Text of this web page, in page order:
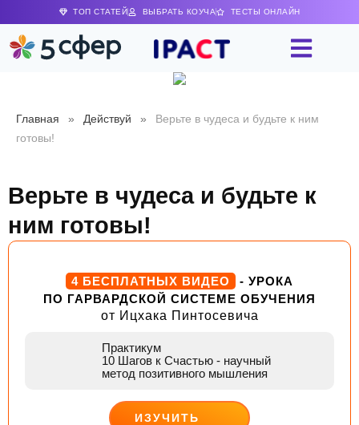
ТОП СТАТЕЙ ВЫБРАТЬ КОУЧА ТЕСТЫ ОНЛАЙН
Главная » Действуй »
Верьте в чудеса и будьте к ним
готовы!
Верьте в чудеса и будьте к
ним готовы!
4 БЕСПЛАТНЫХ ВИДЕО
- УРОКА
ПО ГАРВАРДСКОЙ СИСТЕМЕ ОБУЧЕНИЯ
от Ицхака Пинтосевича
Практикум
10 Шагов к Счастью - научный
метод позитивного мышления
ИЗУЧИТЬ